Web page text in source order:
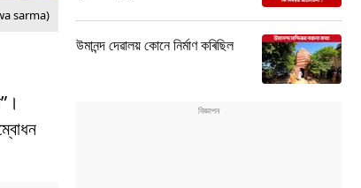
sarma)
উমানন্দ দেৱালয় কোনে নিৰ্মাণ কৰিছিল